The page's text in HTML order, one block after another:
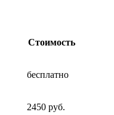
Стоимость
бесплатно
2450 руб.